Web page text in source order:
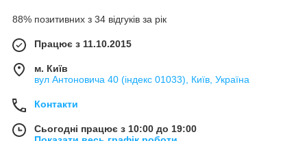
88% позитивних з 34 відгуків за рік
Працює з 11.10.2015
м. Київ
вул Антоновича 40 (індекс 01033), Київ, Україна
Контакти
Сьогодні працює з 10:00 до 19:00